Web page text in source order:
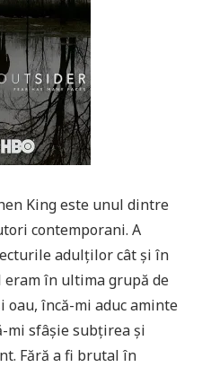
King este unul dintre
contemporani. A
adulților cât și în
eram în ultima grupă de
oau, încă-mi aduc aminte
mi sfâșie subțirea și
Fără a fi brutal în